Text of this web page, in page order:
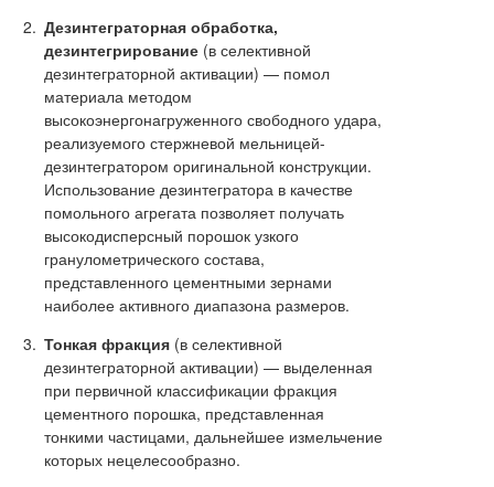
Дезинтеграторная обработка,
дезинтегрирование (в селективной
дезинтеграторной активации) — помол
материала методом
высокоэнергонагруженного свободного удара,
реализуемого стержневой мельницей-
дезинтегратором оригинальной конструкции.
Использование дезинтегратора в качестве
помольного агрегата позволяет получать
высокодисперсный порошок узкого
гранулометрического состава,
представленного цементными зернами
наиболее активного диапазона размеров.
Тонкая фракция (в селективной
дезинтеграторной активации) — выделенная
при первичной классификации фракция
цементного порошка, представленная
тонкими частицами, дальнейшее измельчение
которых нецелесообразно.